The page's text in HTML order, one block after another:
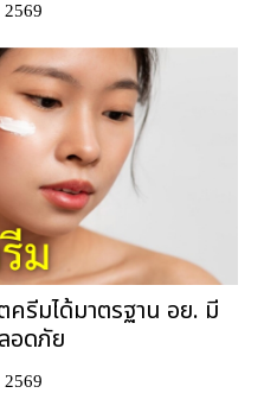
รีมได้มาตรฐาน อย. มี
อดภัย